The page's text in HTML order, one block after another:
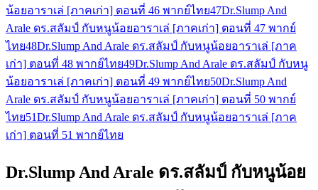
น้อยอาราเล่ [ภาคเก่า] ตอนที่ 46 พากย์ไทย47Dr.Slump And
Arale ดร.สลัมป์ กับหนูน้อยอาราเล่ [ภาคเก่า] ตอนที่ 47 พากย์
ไทย48Dr.Slump And Arale ดร.สลัมป์ กับหนูน้อยอาราเล่ [ภาค
เก่า] ตอนที่ 48 พากย์ไทย49Dr.Slump And Arale ดร.สลัมป์ กับหนู
น้อยอาราเล่ [ภาคเก่า] ตอนที่ 49 พากย์ไทย50Dr.Slump And
Arale ดร.สลัมป์ กับหนูน้อยอาราเล่ [ภาคเก่า] ตอนที่ 50 พากย์
ไทย51Dr.Slump And Arale ดร.สลัมป์ กับหนูน้อยอาราเล่ [ภาค
เก่า] ตอนที่ 51 พากย์ไทย
Dr.Slump And Arale ดร.สลัมป์ กับหนูน้อย